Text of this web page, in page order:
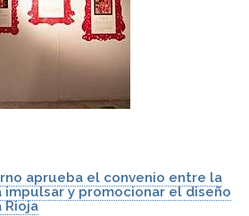
aprueba el convenio entre la
impulsar y promocionar el diseño
Rioja